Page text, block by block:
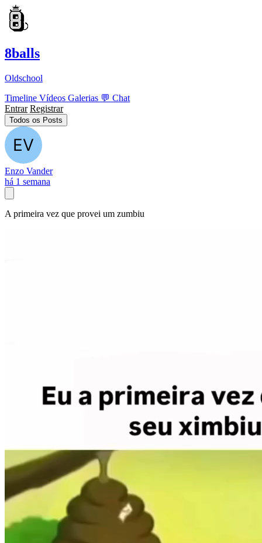
8balls
Oldschool
Timeline Vídeos Galerias 💬 Chat
Entrar Registrar
Todos os Posts
Enzo Vander
há 1 semana
A primeira vez que provei um zumbiu